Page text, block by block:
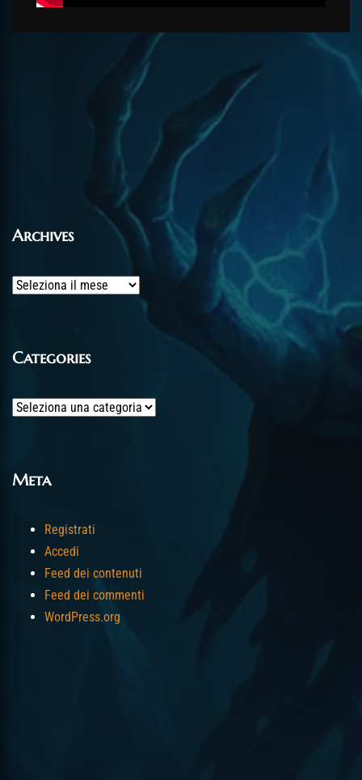
Archives
Archives
Categories
Categories
Meta
Registrati
Accedi
Feed dei contenuti
Feed dei commenti
WordPress.org